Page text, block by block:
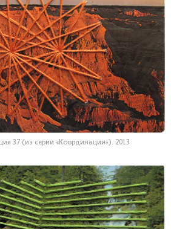
37 (из серии «Координации»). 2013